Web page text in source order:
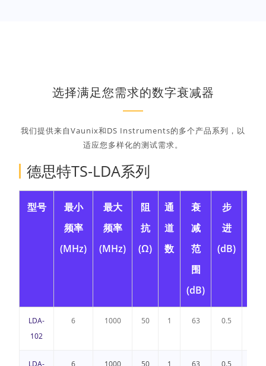
选择满足您需求的数字衰减器
我们提供来自Vaunix和DS Instruments的多个产品系列，以
适应您多样化的测试需求。
德思特TS-LDA系列
型号
最小
频率
(MHz)
最大
频率
(MHz)
阻
抗
(Ω)
通
道
数
衰
减
范
围
(dB)
步
进
(dB)
LDA-
102
6 1000 50 1 63 0.5